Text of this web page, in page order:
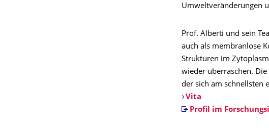
Umweltveränderungen
Prof. Alberti und sein
auch als membranlose
Strukturen im
wieder überraschen.
der sich am schnellsten
Vita
Profil im